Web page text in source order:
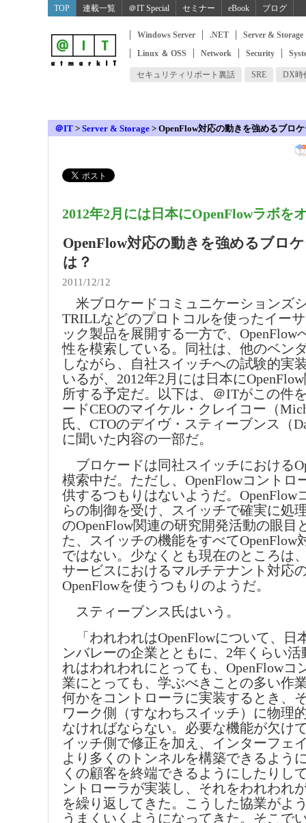
TOP 連載一覧 ＠IT Special セミナー eBook ブログ
Windows Server .NET
Server & Storage
Linux ＆ OSS
Network Security
セキュリティリポート裏話 SRE DX時
＠IT > Server & Storage > OpenFlow対応の動きを強めるブロ
2012年2月には日本にOpenFlowラボを
OpenFlow対応の動きを強めるブロ
は？
2011/12/12
米ブロケードコミュニケーションズ
TRILLなどのプロトコルを使ったイー
ック製品を展開する一方で、OpenFlow
性を模索している。同社は、他のベン
しながら、自社スイッチへの試験的実
いるが、2012年2月には日本に
所する予定だ。以下は、＠ITがこの件
ードCEOのマイケル・クレイコー（
氏、CTOのデイヴ・スティーブンス（
に聞いた内容の一部だ。
ブロケードは同社スイッチにおける
模索中だ。ただし、OpenFlowコントロ
供するつもりはないようだ。OpenFlow
らの制御を受け、スイッチで確実に処
のOpenFlow関連の研究開発活動の眼目
た、スイッチの機能をすべてOpenFlow
ではない。少なくとも現在のところは
サービスにおけるマルチテナント対応
OpenFlowを使うつもりのようだ。
スティーブンス氏はいう。
「われわれはOpenFlowについて、日
ンバレーの企業とともに、2年くらい
れはわれわれにとっても、OpenFlowコ
業にとっても、学ぶべきことの多い作
何かをコントローラに実装するとき、
ワーク側（すなわちスイッチ）に物理
なければならない。必要な機能が欠け
イッチ側で修正を加え、インターフェ
より多くのトンネルを構築できるよう
くの顧客を終端できるようにしたりし
ントローラが実装し、それをわれわれ
を繰り返してきた。こうした協業がよ
うまくいくようになってきた。そこで